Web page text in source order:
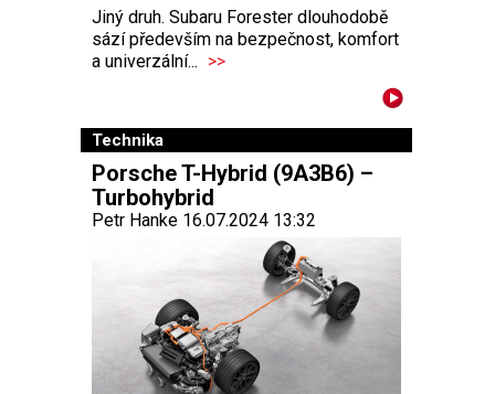
Jiný druh. Subaru Forester dlouhodobě
sází především na bezpečnost, komfort
a univerzální... >>
Technika
Porsche T-Hybrid (9A3B6) –
Turbohybrid
Petr Hanke 16.07.2024 13:32